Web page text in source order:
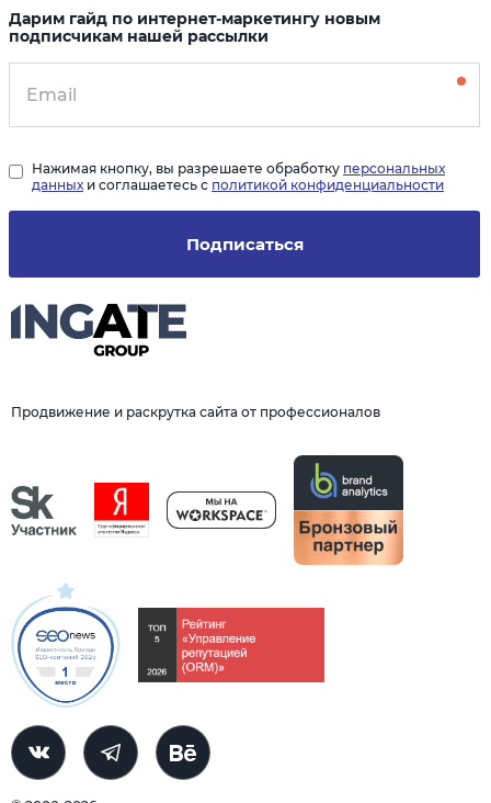
Продвижение и раскрутка сайта от профессионалов
Дарим гайд по интернет-маркетингу новым
подписчикам нашей рассылки
Подписаться
Нажимая кнопку, вы разрешаете обработку персональных
данных и соглашаетесь с политикой конфиденциальности